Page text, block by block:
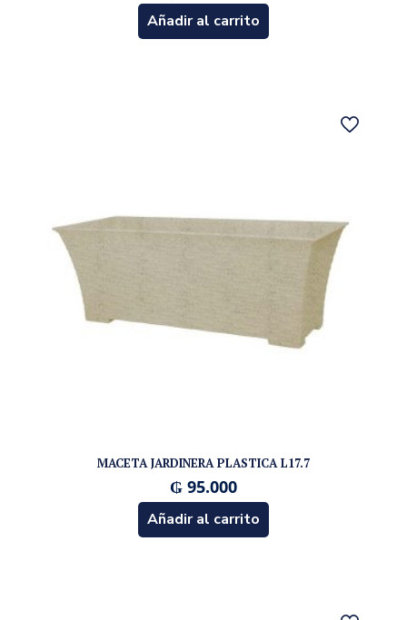
Añadir al carrito
MACETA JARDINERA PLASTICA L17.7
₲ 95.000
Añadir al carrito